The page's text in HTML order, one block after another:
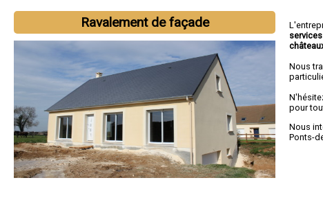
Ravalement de façade
services
Nous
pour
Nous
Ponts-